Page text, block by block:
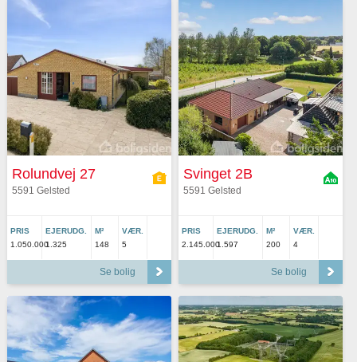
Rolundvej 27
5591 Gelsted
PRIS
1.050.000
EJERUDG.
1.325
M²
148
VÆR.
5
Se bolig
Svinget 2B
5591 Gelsted
PRIS
2.145.000
EJERUDG.
1.597
M²
200
VÆR.
4
Se bolig